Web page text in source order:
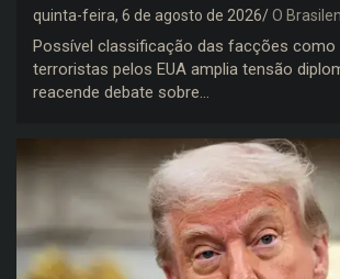
quinta-feira, 6 de agosto de 2026 O
Possível classificação das facções como
terroristas pelos EUA amplia tensão
reacende debate sobre…